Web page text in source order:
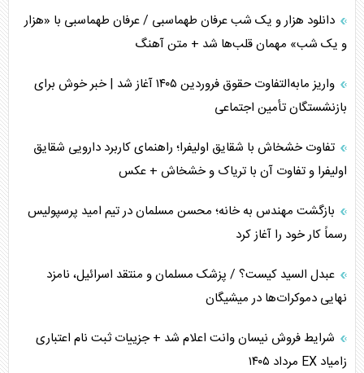
دانلود هزار و یک شب عرفان طهماسبی / عرفان طهماسبی با «هزار
و یک شب» مهمان قلب‌ها شد + متن آهنگ
واریز مابه‌التفاوت حقوق فروردین ۱۴۰۵ آغاز شد | خبر خوش برای
بازنشستگان تأمین اجتماعی
تفاوت خشخاش با شقایق اولیفرا؛ راهنمای کاربرد دارویی شقایق
اولیفرا و تفاوت آن با تریاک و خشخاش + عکس
بازگشت مهندس به خانه؛ محسن مسلمان در تیم امید پرسپولیس
رسماً کار خود را آغاز کرد
عبدل السید کیست؟ / پزشک مسلمان و منتقد اسرائیل، نامزد
نهایی دموکرات‌ها در میشیگان
شرایط فروش نیسان وانت اعلام شد + جزییات ثبت نام اعتباری
زامیاد EX مرداد ۱۴۰۵